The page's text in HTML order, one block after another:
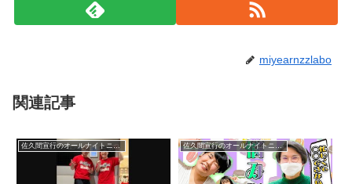
miyearnzzlabo
関連記事
佐久間宣行のオールナイトニッポン0 佐久間宣行のオールナイトニッポン0